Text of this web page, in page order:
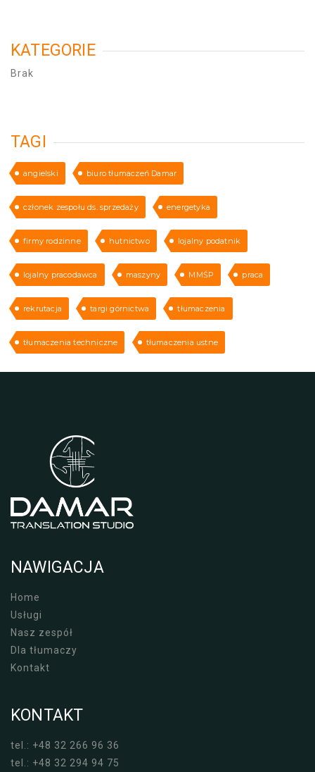
KATEGORIE
Brak
TAGI
angielski biuro tłumaczeń Damar
członek zespołu ds. sprzedaży energetyka
firmy rodzinne hutnictwo lojalny podatnik
lojalny pracodawca maszyny MMŚP praca
rekrutacja targi górnictwa tłumaczenia
tłumaczenia techniczne tłumaczenia ustne
NAWIGACJA
Home
Usługi
Nasz zespół
Dla tłumaczy
Kontakt
KONTAKT
tel.: +48 32 266 96 36
tel.: +48 32 294 94 75